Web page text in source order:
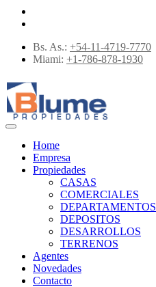
Bs. As.: +54-11-4719-7770
Miami: +1-786-878-1930
Home
Empresa
Propiedades
CASAS
COMERCIALES
DEPARTAMENTOS
DEPOSITOS
DESARROLLOS
TERRENOS
Agentes
Novedades
Contacto